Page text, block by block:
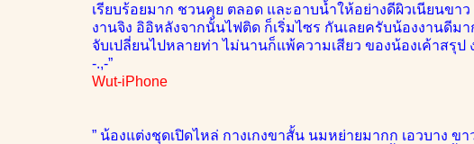
เรียบร้อยมาก ชวนคุย ตลอด และอาบน้ำให้อย่างดีผิวเนียนข
งานจิง อิอิหลังจากนั้นไฟติด ก็เริ่มไซร กันเลยครับน้องงานดี
จับเปลี่ยนไปหลายท่า ไม่นานก็แพ้ความเสียว ของน้องเค้าสรุ
-.,-”
Wut-iPhone
” น้องแต่งชุดเปิดไหล่ กางเกงขาสั้น นมหย่ายมากก เอวบา